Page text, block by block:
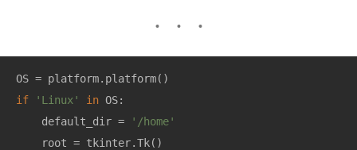
if
'Linux' in OS:
    default_dir =
'/home'
    root = tkinter.Tk()